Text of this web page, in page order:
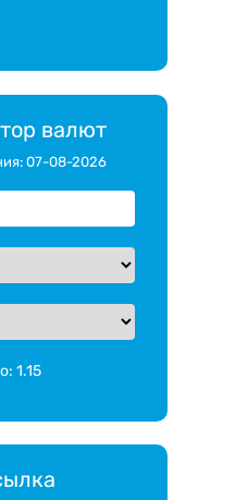
валют
07-08-2026
1.15